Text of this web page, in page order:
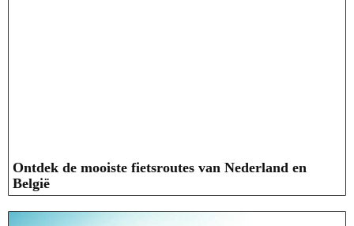
Ontdek de mooiste fietsroutes van Nederland en
België